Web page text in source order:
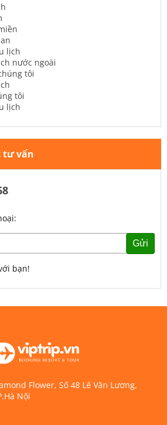
lịch
nước ngoài
tôi
tôi
lịch
tư vấn
Gửi
bạn!
Flower, Số 48 Lê Văn Lương,
Nội